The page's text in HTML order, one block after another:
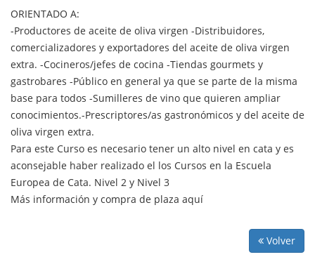
ORIENTADO A:
-Productores de aceite de oliva virgen -Distribuidores,
comercializadores y exportadores del aceite de oliva virgen
extra. -Cocineros/jefes de cocina -Tiendas gourmets y
gastrobares -Público en general ya que se parte de la misma
base para todos -Sumilleres de vino que quieren ampliar
conocimientos.-Prescriptores/as gastronómicos y del aceite de
oliva virgen extra.
Para este Curso es necesario tener un alto nivel en cata y es
aconsejable haber realizado el los Cursos en la Escuela
Europea de Cata. Nivel 2 y Nivel 3
Más información y compra de plaza aquí
Volver